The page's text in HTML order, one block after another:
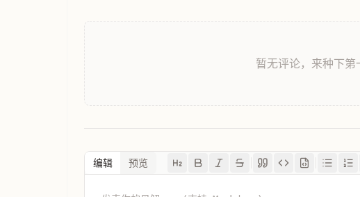
暂无评论，来种下第
编辑 预览